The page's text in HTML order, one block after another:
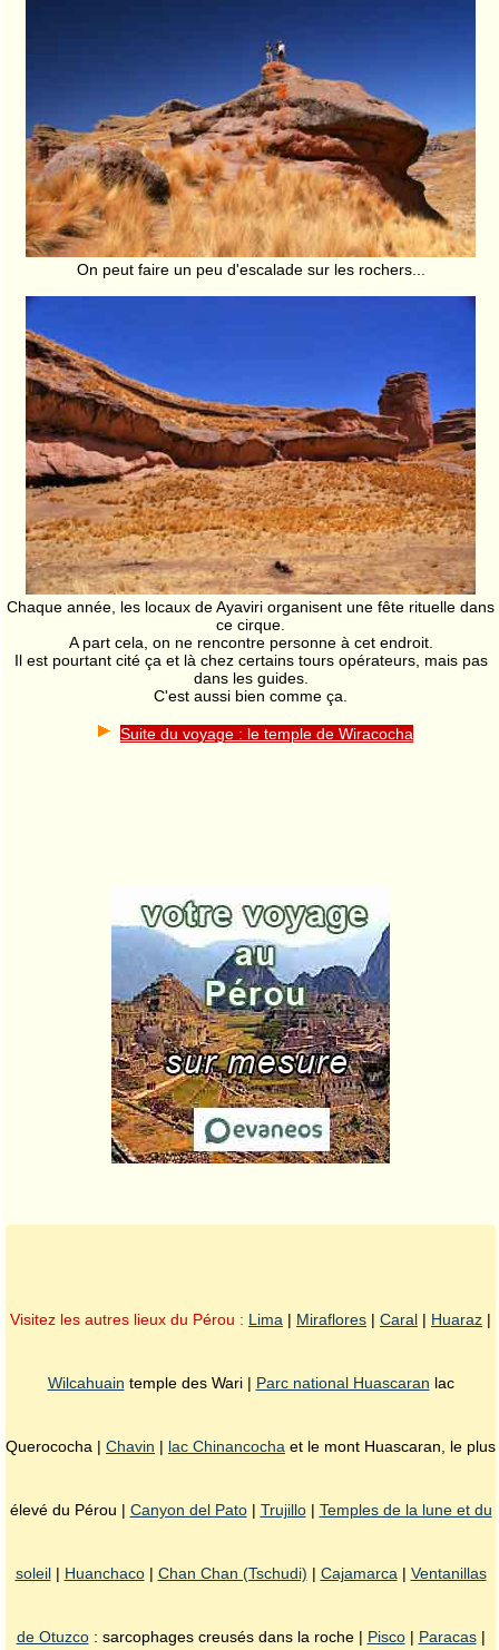
On peut faire un peu d'escalade sur les rochers...
Chaque année, les locaux de Ayaviri organisent une fête rituelle dans
ce cirque.
A part cela, on ne rencontre personne à cet endroit.
Il est pourtant cité ça et là chez certains tours opérateurs, mais pas
dans les guides.
C'est aussi bien comme ça.
Suite du voyage : le temple de Wiracocha
Visitez les autres lieux du Pérou : Lima | Miraflores | Caral | Huaraz |
Wilcahuain temple des Wari | Parc national Huascaran lac
Querococha | Chavin | lac Chinancocha et le mont Huascaran, le plus
élevé du Pérou | Canyon del Pato| Trujillo| Temples de la lune et du
soleil| Huanchaco| Chan Chan (Tschudi) | Cajamarca | Ventanillas
de Otuzco: sarcophages creusés dans la roche | Pisco| Paracas|